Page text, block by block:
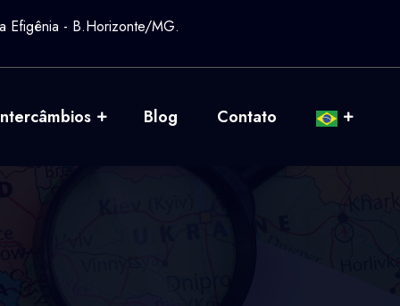
Efigênia - B.Horizonte/MG.
Blog Contato